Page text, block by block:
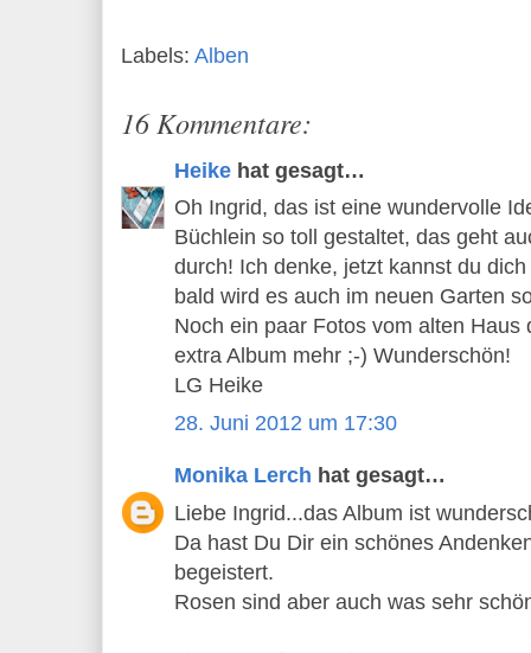
Labels: Alben
16 Kommentare:
Heike hat gesagt…
Oh Ingrid, das ist eine wundervolle
Büchlein so toll gestaltet, das geht
durch! Ich denke, jetzt kannst du
bald wird es auch im neuen Garten
Noch ein paar Fotos vom alten Haus
extra Album mehr ;-) Wunderschön!
LG Heike
28. Juni 2012 um 17:30
Monika Lerch hat gesagt…
Liebe Ingrid...das Album ist
Da hast Du Dir ein schönes
begeistert.
Rosen sind aber auch was sehr